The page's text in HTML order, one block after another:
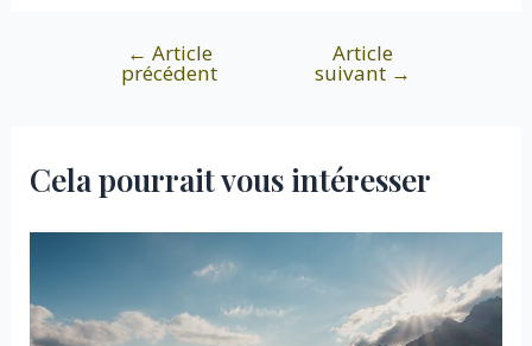
Navigation
← Article
précédent
Article
suivant →
Cela pourrait vous intéresser